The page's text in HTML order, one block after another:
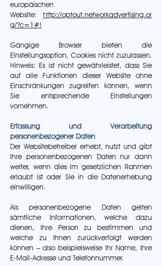
europäischen
Website: http://optout.networkadvertising.or
g/?c=1#!
Gängige Browser bieten die
Einstellungsoption, Cookies nicht zuzulassen.
Hinweis: Es ist nicht gewährleistet, dass Sie
auf alle Funktionen dieser Website ohne
Einschränkungen zugreifen können, wenn
Sie entsprechende Einstellungen
vornehmen.
Erfassung und Verarbeitung
personenbezogener Daten
Der Websitebetreiber erhebt, nutzt und gibt
Ihre personenbezogenen Daten nur dann
weiter, wenn dies im gesetzlichen Rahmen
erlaubt ist oder Sie in die Datenerhebung
einwilligen.
Als personenbezogene Daten gelten
sämtliche Informationen, welche dazu
dienen, Ihre Person zu bestimmen und
welche zu Ihnen zurückverfolgt werden
können – also beispielsweise Ihr Name, Ihre
E-Mail-Adresse und Telefonnummer.